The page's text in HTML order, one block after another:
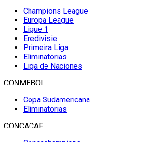
Champions League
Europa League
Ligue 1
Eredivisie
Primeira Liga
Eliminatorias
Liga de Naciones
CONMEBOL
Copa Sudamericana
Eliminatorias
CONCACAF